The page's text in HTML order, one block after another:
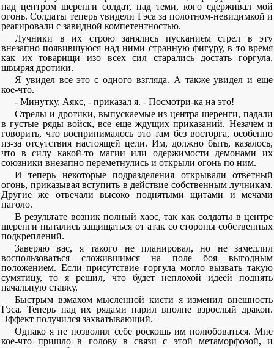
над центром шеренги солдат, над теми, кого сдерживал мой
огонь. Солдаты теперь увидели Гэса за полотном-невидимкой и
реагировали с завидной компетентностью.
Лучники в их строю занялись пусканием стрел в эту
внезапно появившуюся над ними странную фигуру, в то время
как их товарищи изо всех сил старались достать горгула,
швыряя дротики.
Я увидел все это с одного взгляда. А также увидел и еще
кое-что.
- Минутку, Аякс, - приказал я. - Посмотри-ка на это!
Стрелы и дротики, выпускаемые из центра шеренги, падали
в густые ряды войск, все еще ждущих приказаний. Незачем и
говорить, что воспринималось это там без восторга, особенно
из-за отсутствия настоящей цели. Им, должно быть, казалось,
что в силу какой-то магии или одержимости демонами их
союзники внезапно переметнулись и открыли огонь по ним.
И теперь некоторые подразделения открывали ответный
огонь, приказывая вступить в действие собственным лучникам.
Другие же отвечали высоко поднятыми щитами и мечами
наголо.
В результате возник полный хаос, так как солдаты в центре
шеренги пытались защищаться от атак со стороны собственных
подкреплений.
Заверяю вас, я такого не планировал, но не замедлил
воспользоваться сложившимся на поле боя выгодным
положением. Если присутствие горгула могло вызвать такую
сумятицу, то я решил, что будет неплохой идеей поднять
начальную ставку.
Быстрым взмахом мысленной кисти я изменил внешность
Гэса. Теперь над их рядами парил вполне взрослый дракон.
Эффект получился захватывающий.
Однако я не позволил себе роскошь им полюбоваться. Мне
кое-что пришло в голову в связи с этой метаморфозой, и